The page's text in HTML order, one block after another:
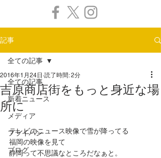
記事
全ての記事
新着ニュース
メディア
フライパン
ブログ
全ての記事
吉原商店街をもっと身近な場
所に
2016年1月24日 読了時間: 2分
テレビのニュース映像で雪が降ってる
福岡の映像を見て
静岡って不思議なところだなぁと。